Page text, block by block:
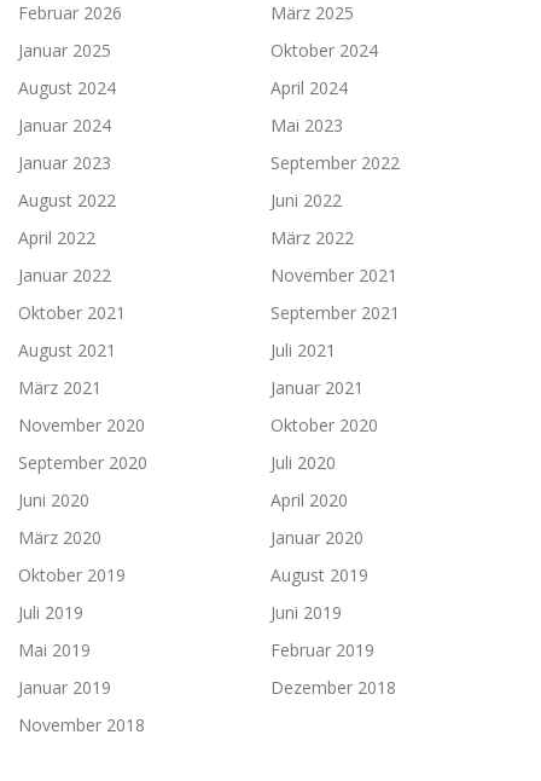
Februar 2026
März 2025
Januar 2025
Oktober 2024
August 2024
April 2024
Januar 2024
Mai 2023
Januar 2023
September 2022
August 2022
Juni 2022
April 2022
März 2022
Januar 2022
November 2021
Oktober 2021
September 2021
August 2021
Juli 2021
März 2021
Januar 2021
November 2020
Oktober 2020
September 2020
Juli 2020
Juni 2020
April 2020
März 2020
Januar 2020
Oktober 2019
August 2019
Juli 2019
Juni 2019
Mai 2019
Februar 2019
Januar 2019
Dezember 2018
November 2018